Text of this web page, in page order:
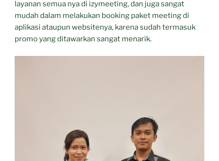
layanan semua nya di izymeeting, dan juga sangat
mudah dalam melakukan booking paket meeting di
aplikasi ataupun websitenya, karena sudah termasuk
promo yang ditawarkan sangat menarik.